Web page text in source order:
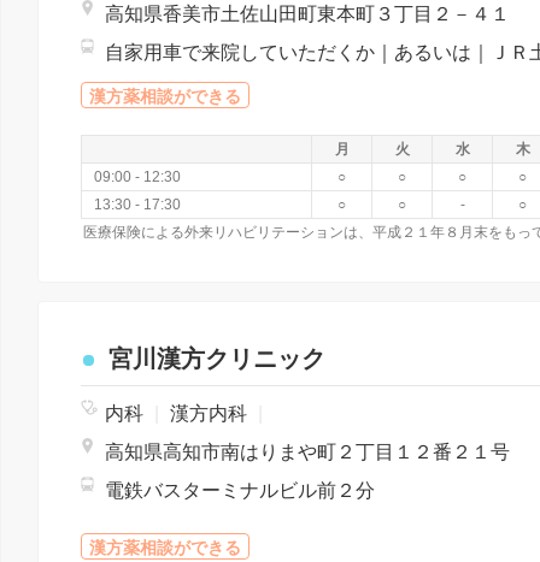
高知県香美市土佐山田町東本町３丁目２－４１
漢方薬相談ができる
月 火 水
木
09:00 - 12:30
○ ○ ○
○
13:30 - 17:30
○ ○ - ○
宮川漢方クリニック
内科 漢方内科
高知県高知市南はりまや町２丁目１２番２１号
電鉄バスターミナルビル前２分
漢方薬相談ができる